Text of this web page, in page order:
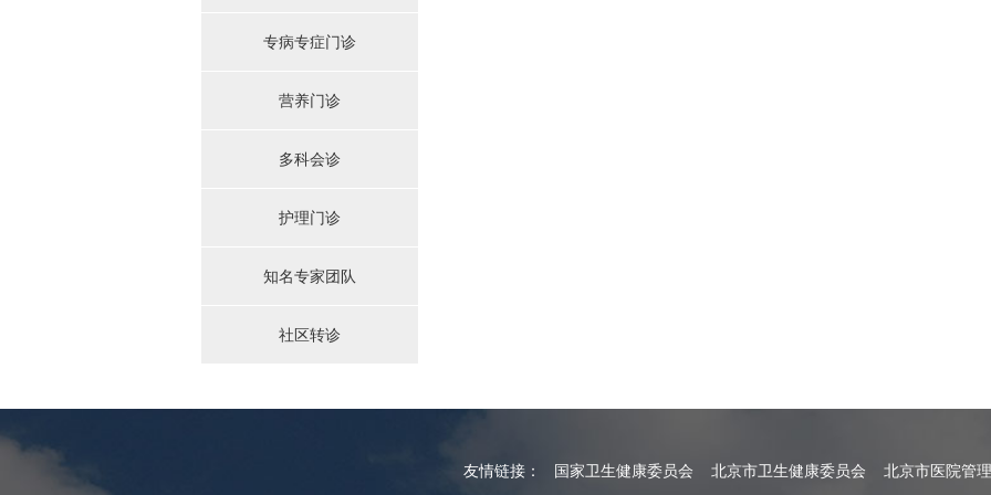
专病专症门诊
营养门诊
多科会诊
护理门诊
知名专家团队
社区转诊
友情链接： 国家卫生健康委员会 北京市卫生健康委员会 北京市医院管